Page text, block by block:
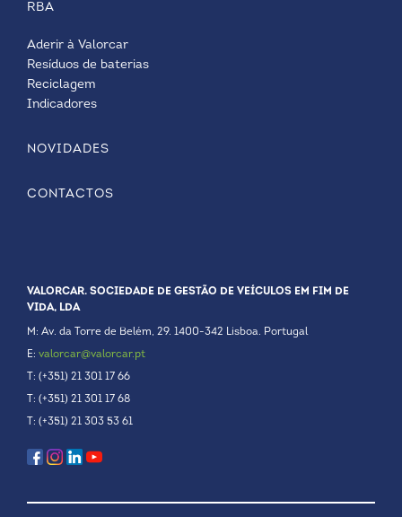
RBA
Aderir à Valorcar
Resíduos de baterias
Reciclagem
Indicadores
NOVIDADES
CONTACTOS
VALORCAR. SOCIEDADE DE GESTÃO DE VEÍCULOS EM FIM DE
VIDA, LDA
M: Av. da Torre de Belém, 29. 1400-342 Lisboa. Portugal
E: valorcar@valorcar.pt
T: (+351) 21 301 17 66
T: (+351) 21 301 17 68
T: (+351) 21 303 53 61